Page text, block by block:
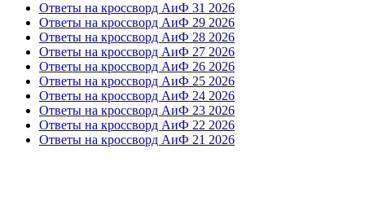
Ответы на кроссворд АиФ 31 2026
Ответы на кроссворд АиФ 29 2026
Ответы на кроссворд АиФ 28 2026
Ответы на кроссворд АиФ 27 2026
Ответы на кроссворд АиФ 26 2026
Ответы на кроссворд АиФ 25 2026
Ответы на кроссворд АиФ 24 2026
Ответы на кроссворд АиФ 23 2026
Ответы на кроссворд АиФ 22 2026
Ответы на кроссворд АиФ 21 2026